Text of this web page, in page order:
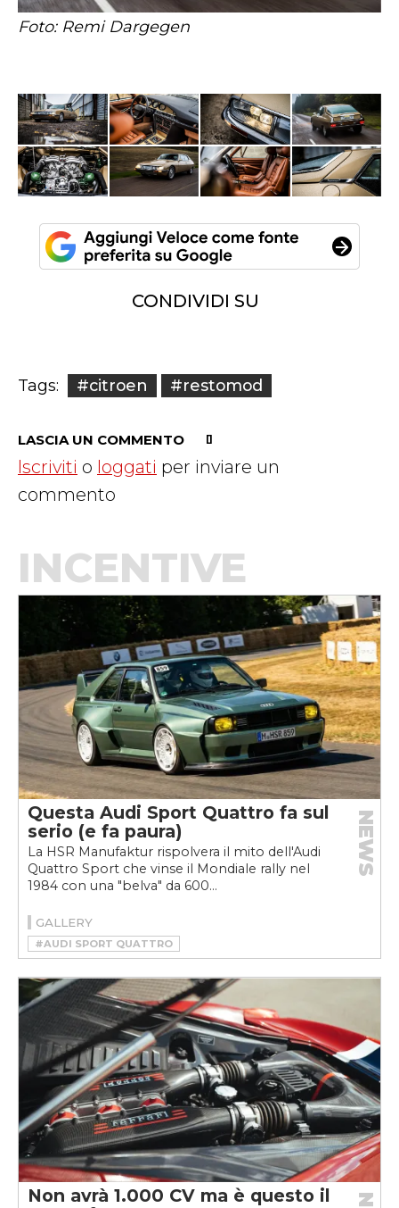
Foto: Remi Dargegen
CONDIVIDI SU
Tags: #citroen #restomod
LASCIA UN COMMENTO
Iscriviti o loggati per inviare un
commento
INCENTIVE
Questa Audi Sport Quattro fa sul
serio (e fa paura)
La HSR Manufaktur rispolvera il mito dell'Audi
Quattro Sport che vinse il Mondiale rally nel
1984 con una "belva" da 600...
NEWS
GALLERY
#AUDI SPORT QUATTRO
#HSR MANUFAKTUR
#RESTOMOD
Non avrà 1.000 CV ma è questo il